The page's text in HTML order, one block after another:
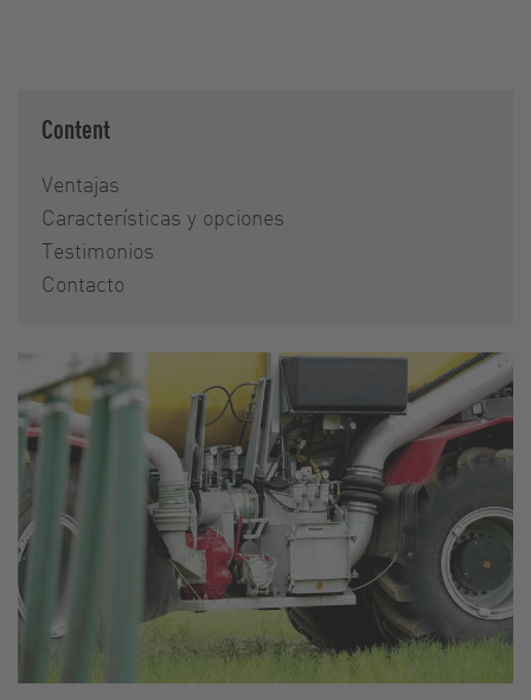
Content
Ventajas
Características y opciones
Testimonios
Contacto